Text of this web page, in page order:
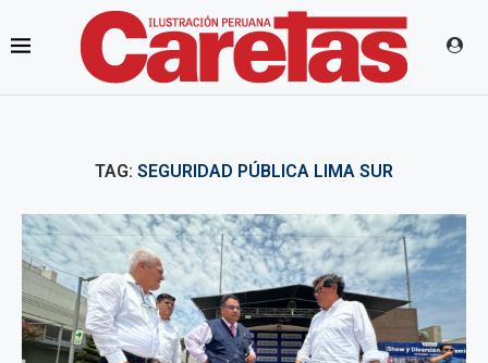
TAG: SEGURIDAD PÚBLICA LIMA SUR